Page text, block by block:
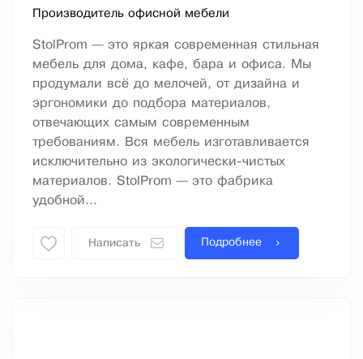
Производитель офисной мебели
StolProm — это яркая современная стильная
мебель для дома, кафе, бара и офиса. Мы
продумали всё до мелочей, от дизайна и
эргономики до подбора материалов,
отвечающих самым современным
требованиям. Вся мебель изготавливается
исключительно из экологически-чистых
материалов. StolProm — это фабрика
удобной...
Написать Подробнее